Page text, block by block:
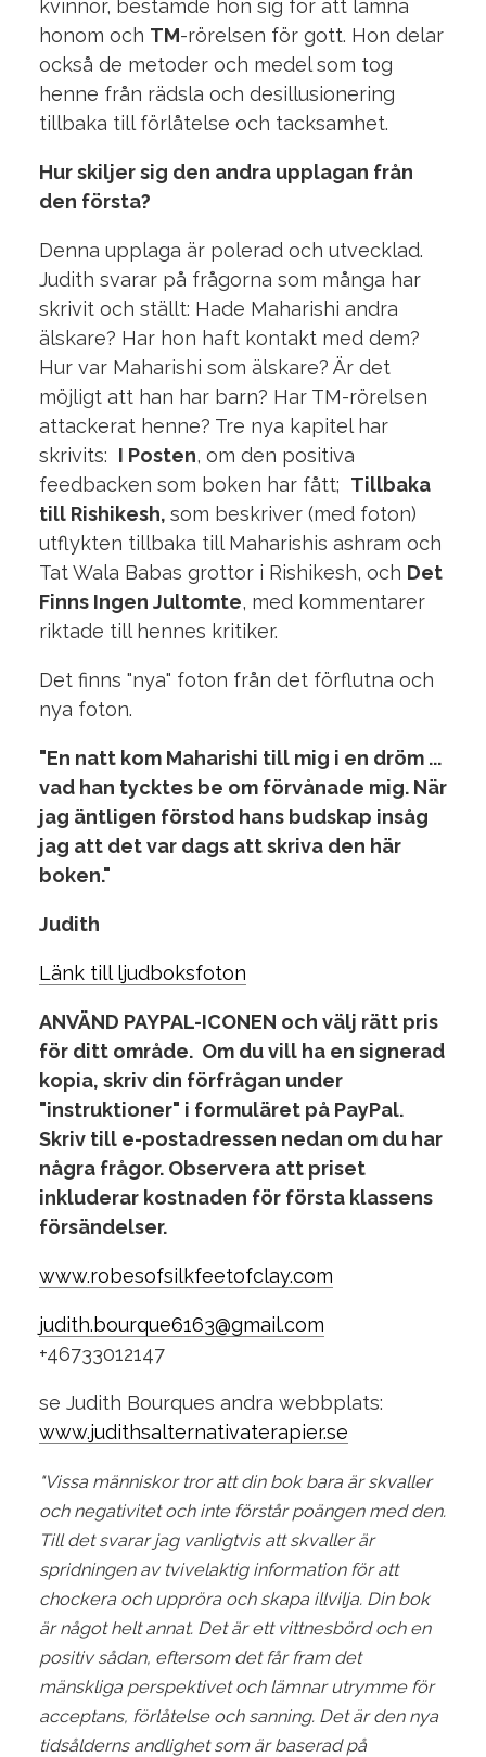
kvinnor, bestämde hon sig för att lämna
honom och TM-rörelsen för gott. Hon delar
också de metoder och medel som tog
henne från rädsla och desillusionering
tillbaka till förlåtelse och tacksamhet.
Hur skiljer sig den andra upplagan från
den första?
Denna upplaga är polerad och utvecklad.
Judith svarar på frågorna som många har
skrivit och ställt: Hade Maharishi andra
älskare? Har hon haft kontakt med dem?
Hur var Maharishi som älskare? Är det
möjligt att han har barn? Har TM-rörelsen
attackerat henne? Tre nya kapitel har
skrivits: I Posten, om den positiva
feedbacken som boken har fått; Tillbaka
till Rishikesh, som beskriver (med foton)
utflykten tillbaka till Maharishis ashram och
Tat Wala Babas grottor i Rishikesh, och Det
Finns Ingen Jultomte, med kommentarer
riktade till hennes kritiker.
Det finns "nya" foton från det förflutna och
nya foton.
"En natt kom Maharishi till mig i en dröm ...
vad han tycktes be om förvånade mig. När
jag äntligen förstod hans budskap insåg
jag att det var dags att skriva den här
boken."
Judith
Länk till ljudboksfoton
ANVÄND PAYPAL-ICONEN och välj rätt pris
för ditt område. Om du vill ha en signerad
kopia, skriv din förfrågan under
"instruktioner" i formuläret på PayPal.
Skriv till e-postadressen nedan om du har
några frågor. Observera att priset
inkluderar kostnaden för första klassens
försändelser.
www.robesofsilkfeetofclay.com
judith.bourque6163@gmail.com
+46733012147
se Judith Bourques andra webbplats:
www.judithsalternativaterapier.se
"Vissa människor tror att din bok bara är skvaller
och negativitet och inte förstår poängen med den.
Till det svarar jag vanligtvis att skvaller är
spridningen av tvivelaktig information för att
chockera och uppröra och skapa illvilja. Din bok
är något helt annat. Det är ett vittnesbörd och en
positiv sådan, eftersom det får fram det
mänskliga perspektivet och lämnar utrymme för
acceptans, förlåtelse och sanning. Det är den nya
tidsålderns andlighet som är baserad på